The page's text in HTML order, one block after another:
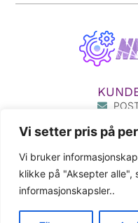
Vi setter pris på
Vi bruker
klikke på "Aksepter
informasjonskapsler..
411
MIN
OM